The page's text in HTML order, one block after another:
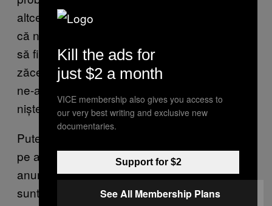
altceva, nu mai știm altceva. Dar doar pentru
că nu e vina noastră că avem atâtea motive
să fim deprimați nu înseamnă că trebuie să
zăcem și să scrollăm la infinit toată viața care
ne-a mai rămas. Cred că putem să instaurăm
niște disciplină în viața noastră.
Putem alege să impunem niște limite de timp
pe aplicații, să folosim telefonul doar între
anumite ore, să oprim notificările. Toate astea
sunt
modalități tangibile prin care ne putem
Kill the ads for
just $2 a month
VICE membership also gives you access to
our very best writing and exclusive new
documentaries.
Support for $2
See All Membership Plans